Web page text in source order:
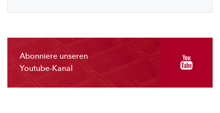
Abonniere unseren
Youtube-Kanal